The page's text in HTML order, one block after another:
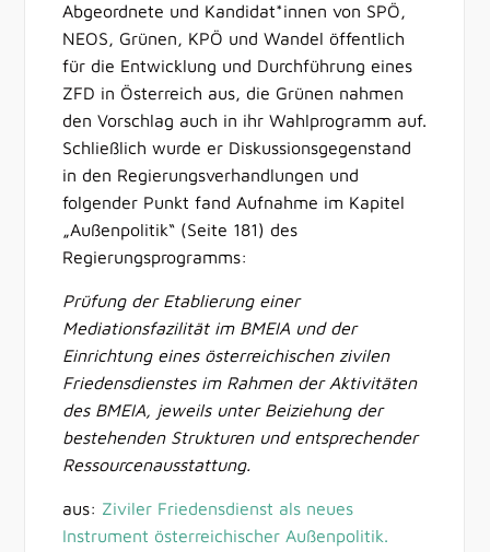
Abgeordnete und Kandidat*innen von SPÖ,
NEOS, Grünen, KPÖ und Wandel öffentlich
für die Entwicklung und Durchführung eines
ZFD in Österreich aus, die Grünen nahmen
den Vorschlag auch in ihr Wahlprogramm auf.
Schließlich wurde er Diskussionsgegenstand
in den Regierungsverhandlungen und
folgender Punkt fand Aufnahme im Kapitel
„Außenpolitik“ (Seite 181) des
Regierungsprogramms:
Prüfung der Etablierung einer
Mediationsfazilität im BMEIA und der
Einrichtung eines österreichischen zivilen
Friedensdienstes im Rahmen der Aktivitäten
des BMEIA, jeweils unter Beiziehung der
bestehenden Strukturen und entsprechender
Ressourcenausstattung.
aus: Ziviler Friedensdienst als neues
Instrument österreichischer Außenpolitik.